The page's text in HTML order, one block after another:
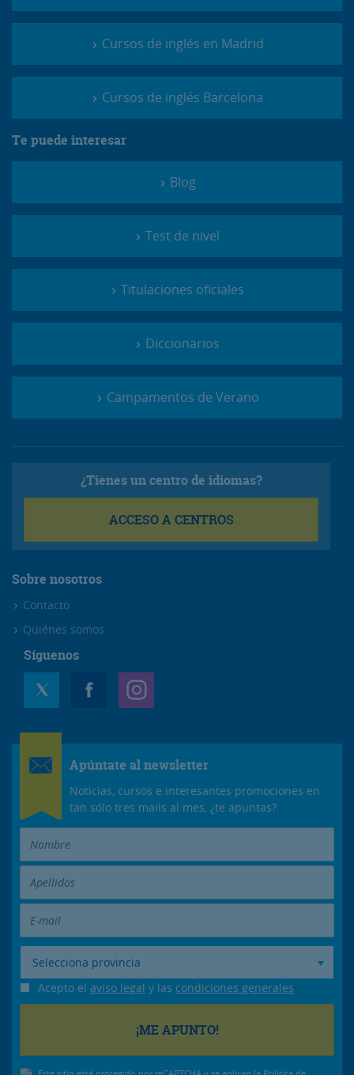
Cursos de inglés en Madrid
Cursos de inglés Barcelona
Te puede interesar
Blog
Test de nivel
Titulaciones oficiales
Diccionarios
Campamentos de Verano
¿Tienes un centro de idiomas?
ACCESO A CENTROS
Sobre nosotros
Contacto
Quiénes somos
Síguenos
Apúntate al newsletter
Noticias, cursos e interesantes promociones en
tan sólo tres mails al mes, ¿te apuntas?
Selecciona provincia
Acepto el aviso legal y las condiciones generales